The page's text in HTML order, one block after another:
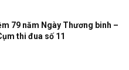
79 năm Ngày Thương binh –
thi đua số 11